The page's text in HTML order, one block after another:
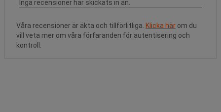
Våra recensioner är äkta och tillförlitliga. Klicka här om du
vill veta mer om våra förfaranden för autentisering och
kontroll.